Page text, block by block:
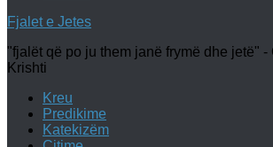
Fjalet e Jetes
"fjalët që po ju them janë frymë dhe jetë" -
Krishti
Kreu
Predikime
Katekizëm